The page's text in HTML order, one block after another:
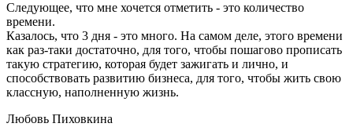
Следующее, что мне хочется отметить - это количество
времени.
Казалось, что 3 дня - это много. На самом деле, этого времени
как раз-таки достаточно, для того, чтобы пошагово прописать
такую стратегию, которая будет зажигать и лично, и
способствовать развитию бизнеса, для того, чтобы жить свою
классную, наполненную жизнь.
Любовь Пиховкина